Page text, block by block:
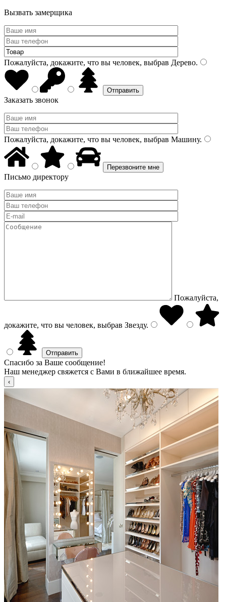
Вызвать замерщика
Пожалуйста, докажите, что вы человек, выбрав Дерево.
Заказать звонок
Пожалуйста, докажите, что вы человек, выбрав Машину.
Письмо директору
Пожалуйста,
докажите, что вы человек, выбрав Звезду.
Спасибо за Ваше сообщение!
Наш менеджер свяжется с Вами в ближайшее время.